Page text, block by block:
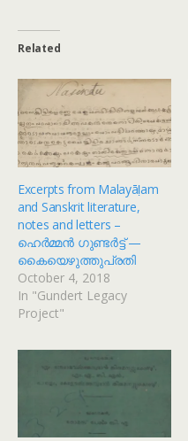
Related
Excerpts from Malayāḷam
and Sanskrit literature,
notes and letters –
ഹെർമ്മൻ ഗുണ്ടർട്ട് —
കൈയെഴുത്തുപ്രതി
October 4, 2018
In "Gundert Legacy
Project"